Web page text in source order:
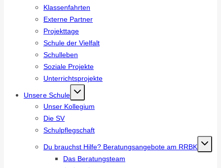
Klassenfahrten
Externe Partner
Projekttage
Schule der Vielfalt
Schulleben
Soziale Projekte
Unterrichtsprojekte
Unsere Schule
Unser Kollegium
Die SV
Schulpflegschaft
Du brauchst Hilfe? Beratungsangebote am RRBK
Das Beratungsteam